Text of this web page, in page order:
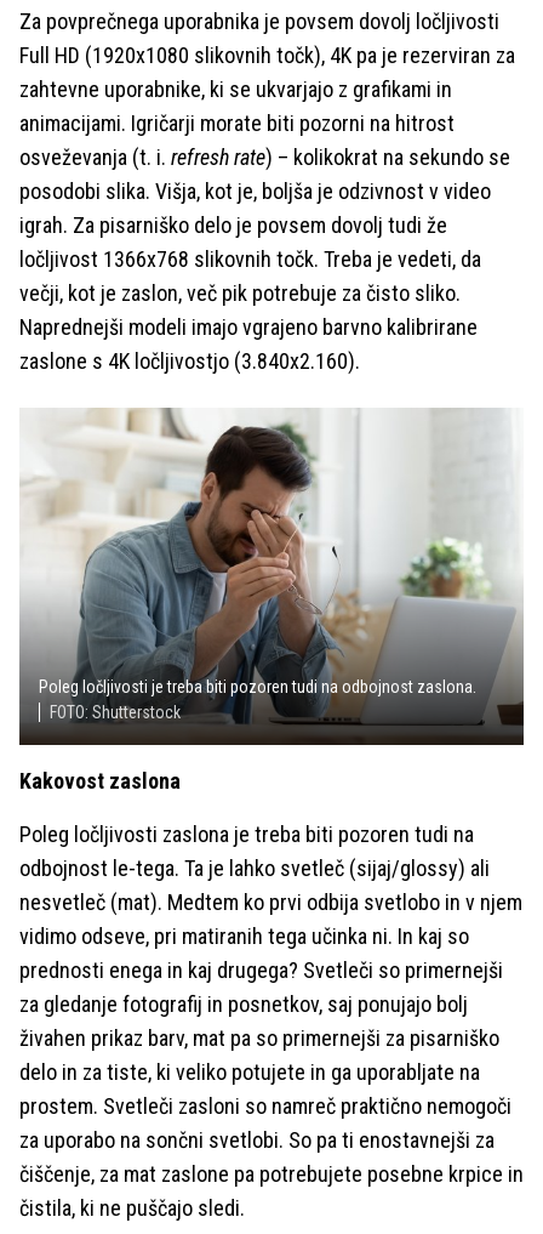
Za povprečnega uporabnika je povsem dovolj ločljivosti
Full HD (1920x1080 slikovnih točk), 4K pa je rezerviran za
zahtevne uporabnike, ki se ukvarjajo z grafikami in
animacijami. Igričarji morate biti pozorni na hitrost
osveževanja (t. i. refresh rate) – kolikokrat na sekundo se
posodobi slika. Višja, kot je, boljša je odzivnost v video
igrah. Za pisarniško delo je povsem dovolj tudi že
ločljivost 1366x768 slikovnih točk. Treba je vedeti, da
večji, kot je zaslon, več pik potrebuje za čisto sliko.
Naprednejši modeli imajo vgrajeno barvno kalibrirane
zaslone s 4K ločljivostjo (3.840x2.160).
Poleg ločljivosti je treba biti pozoren tudi na odbojnost zaslona.
FOTO: Shutterstock
Kakovost zaslona
Poleg ločljivosti zaslona je treba biti pozoren tudi na
odbojnost le-tega. Ta je lahko svetleč (sijaj/glossy) ali
nesvetleč (mat). Medtem ko prvi odbija svetlobo in v njem
vidimo odseve, pri matiranih tega učinka ni. In kaj so
prednosti enega in kaj drugega? Svetleči so primernejši
za gledanje fotografij in posnetkov, saj ponujajo bolj
živahen prikaz barv, mat pa so primernejši za pisarniško
delo in za tiste, ki veliko potujete in ga uporabljate na
prostem. Svetleči zasloni so namreč praktično nemogoči
za uporabo na sončni svetlobi. So pa ti enostavnejši za
čiščenje, za mat zaslone pa potrebujete posebne krpice in
čistila, ki ne puščajo sledi.